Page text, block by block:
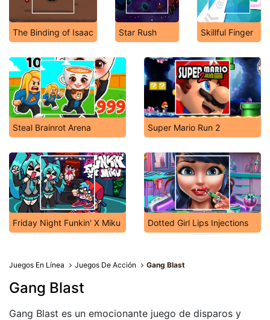
The Binding of Isaac Star Rush Skillful Finger
Steal Brainrot Arena Super Mario Run 2
Friday Night Funkin' X Miku Dotted Girl Lips Injections
Juegos En Línea Juegos De Acción Gang Blast
Gang Blast
Gang Blast es un emocionante juego de disparos y